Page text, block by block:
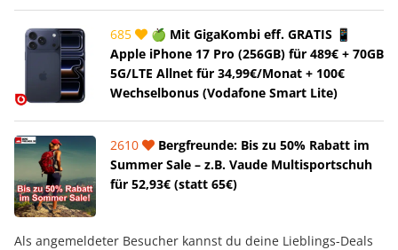
685
🍏 Mit GigaKombi eff. GRATIS 📱
Apple iPhone 17 Pro (256GB) für 489€ + 70GB
5G/LTE Allnet für 34,99€/Monat + 100€
Wechselbonus (Vodafone Smart Lite)
2610
Bergfreunde: Bis zu 50% Rabatt im
Summer Sale – z.B. Vaude Multisportschuh
für 52,93€ (statt 65€)
Als angemeldeter Besucher kannst du deine Lieblings-Deals